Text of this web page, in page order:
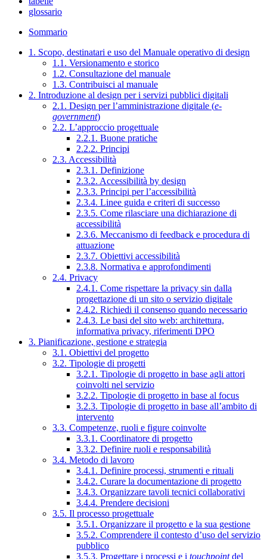
glossario
Sommario
1. Scopo, destinatari e uso del Manuale operativo di design
1.1. Versionamento e storico
1.2. Consultazione del manuale
1.3. Contribuisci al manuale
2. Introduzione al design per i servizi pubblici digitali
2.1. Design per l’amministrazione digitale (e-
government)
2.2. L’approccio progettuale
2.2.1. Buone pratiche
2.2.2. Principi
2.3. Accessibilità
2.3.1. Definizione
2.3.2. Accessibilità by design
2.3.3. Principi per l’accessibilità
2.3.4. Linee guida e criteri di successo
2.3.5. Come rilasciare una dichiarazione di
accessibilità
2.3.6. Meccanismo di feedback e procedura di
attuazione
2.3.7. Obiettivi accessibilità
2.3.8. Normativa e approfondimenti
2.4. Privacy
2.4.1. Come rispettare la privacy sin dalla
progettazione di un sito o servizio digitale
2.4.2. Richiedi il consenso quando necessario
2.4.3. Le basi del sito web: architettura,
informativa privacy, riferimenti DPO
3. Pianificazione, gestione e strategia
3.1. Obiettivi del progetto
3.2. Tipologie di progetti
3.2.1. Tipologie di progetto in base agli attori
coinvolti nel servizio
3.2.2. Tipologie di progetto in base al focus
3.2.3. Tipologie di progetto in base all’ambito di
intervento
3.3. Competenze, ruoli e figure coinvolte
3.3.1. Coordinatore di progetto
3.3.2. Definire ruoli e responsabilità
3.4. Metodo di lavoro
3.4.1. Definire processi, strumenti e rituali
3.4.2. Curare la documentazione di progetto
3.4.3. Organizzare tavoli tecnici collaborativi
3.4.4. Prendere decisioni
3.5. Il processo progettuale
3.5.1. Organizzare il progetto e la sua gestione
3.5.2. Comprendere il contesto d’uso del servizio
pubblico
3.5.3. Progettare i processi e i touchpointdel